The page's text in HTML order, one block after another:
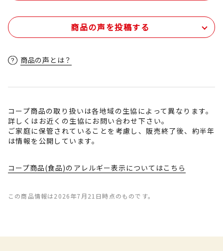
商品の声を投稿する
商品の声とは？
コープ商品の取り扱いは各地域の生協によって異なります。
詳しくはお近くの生協にお問い合わせ下さい。
ご家庭に保管されていることを考慮し、販売終了後、約半年
は情報を公開しています。
コープ商品(食品)のアレルギー表示についてはこちら
この商品情報は2026年7月21日時点のものです。